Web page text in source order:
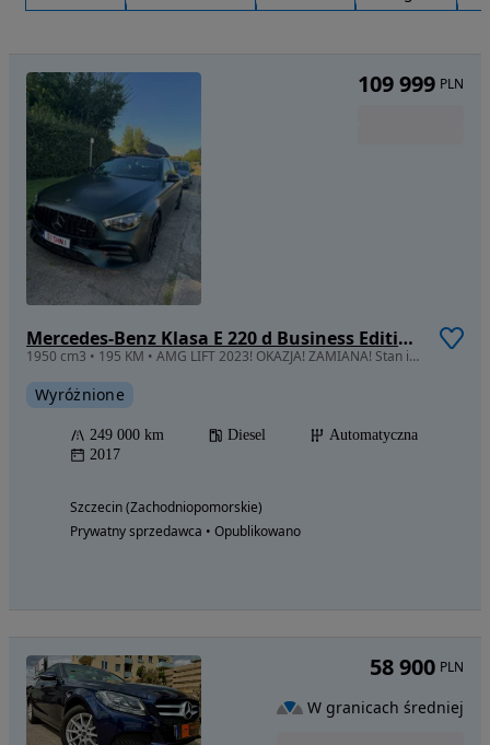
Mercedes-Benz Klasa E 220 d Business Edition 9G-TRONIC
1950 cm3 • 195 KM • AMG LIFT 2023! OKAZJA! ZAMIANA! Stan idealny!
Wyróżnione
249 000 km Diesel
Automatyczna
2017
Szczecin (Zachodniopomorskie)
Prywatny sprzedawca • Opublikowano
109 999 PLN
58 900 PLN
W granicach średniej